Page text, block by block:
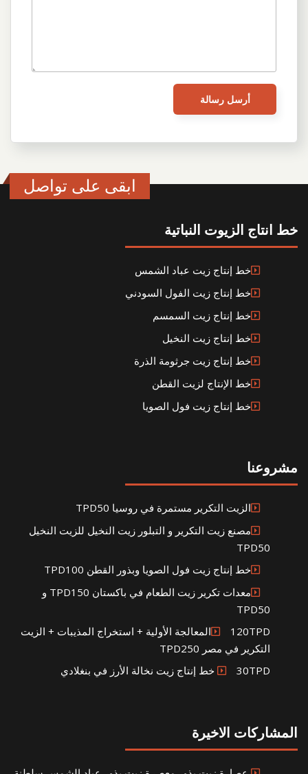
ابقى على تواصل
خط انتاج الزيوت النباتية
خط إنتاج زيت عباد الشمس
خط إنتاج زيت الفول السودني
خط إنتاج زيت السمسم
خط إنتاج زيت النخيل
خط إنتاج زيت جرثومة الذرة
خط الإنتاج لزيت القطن
خط إنتاج زيت فول الصويا
مشروعنا
الزيت التكرير مستمرة في روسيا TPD50
مصنع زيت التكرير و التبلور زيت النخيل للزيت النخيل
TPD50
خط إنتاج زيت فول الصويا وبذور القطن TPD100
معدات تكرير زيت الطعام في باكستان TPD150 و
TPD50
120TPDالمعالجة الأولية + استخراج المذيبات + الزيت
التكرير في مصر TPD250
30TPD خط إنتاج زيت نخالة الأرز في بنغلادي
المشاركات الاخيرة